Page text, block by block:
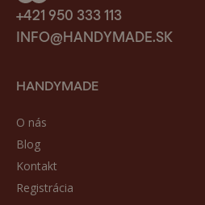
+421 950 333 113
INFO@HANDYMADE.SK
HANDYMADE
O nás
Blog
Kontakt
Registrácia